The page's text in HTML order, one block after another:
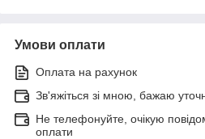
Умови оплати
Оплата на рахунок
Зв'яжіться зі мною, бажаю
Не телефонуйте, очікую
оплати